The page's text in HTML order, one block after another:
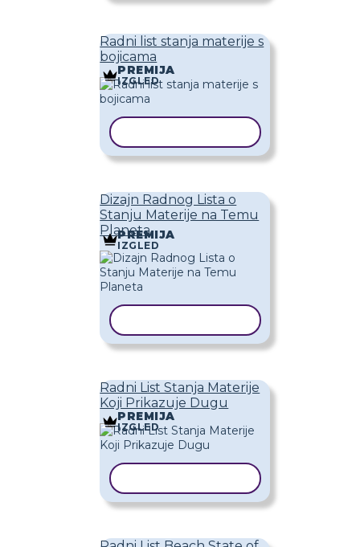
Radni list stanja materije s
bojicama
PREMIJA
IZGLED
Dizajn Radnog Lista o
Stanju Materije na Temu
Planeta
PREMIJA
IZGLED
Radni List Stanja Materije
Koji Prikazuje Dugu
PREMIJA
IZGLED